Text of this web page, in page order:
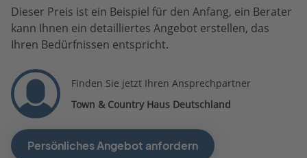
Dieser Preis ist ein Beispiel für den Anfang, ein Berater
kann Ihnen ein detailliertes Angebot erstellen, das
Ihren Bedürfnissen entspricht.
Finden Sie jetzt Ihren Ansprechpartner
Town & Country Haus Deutschland
Persönliches Angebot anfordern